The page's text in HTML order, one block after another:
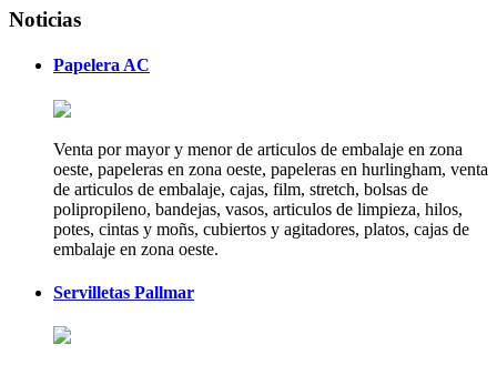
Noticias
Papelera AC
Venta por mayor y menor de articulos de embalaje en zona
oeste, papeleras en zona oeste, papeleras en hurlingham, venta
de articulos de embalaje, cajas, film, stretch, bolsas de
polipropileno, bandejas, vasos, articulos de limpieza, hilos,
potes, cintas y moñs, cubiertos y agitadores, platos, cajas de
embalaje en zona oeste.
Servilletas Pallmar